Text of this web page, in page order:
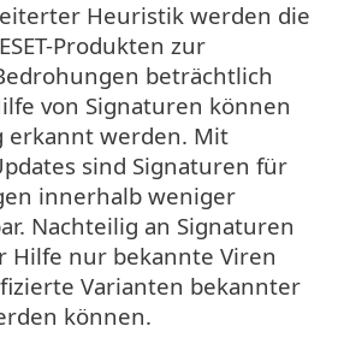
Heuristik werden die
Produkten zur
beträchtlich
von Signaturen können
erkannt werden. Mit
sind Signaturen für
innerhalb weniger
Nachteilig an Signaturen
Hilfe nur bekannte Viren
Varianten bekannter
können.